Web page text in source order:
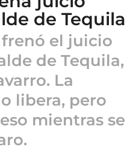
de Tequila
el juicio
de Tequila,
La
libera, pero
mientras se